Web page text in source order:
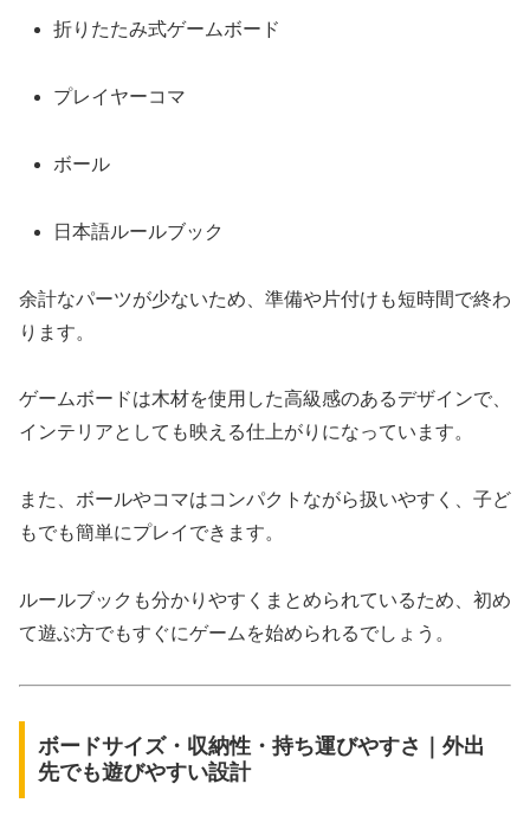
折りたたみ式ゲームボード
プレイヤーコマ
ボール
日本語ルールブック
余計なパーツが少ないため、準備や片付けも短時間で終わ
ります。
ゲームボードは木材を使用した高級感のあるデザインで、
インテリアとしても映える仕上がりになっています。
また、ボールやコマはコンパクトながら扱いやすく、子ど
もでも簡単にプレイできます。
ルールブックも分かりやすくまとめられているため、初め
て遊ぶ方でもすぐにゲームを始められるでしょう。
ボードサイズ・収納性・持ち運びやすさ｜外出
先でも遊びやすい設計